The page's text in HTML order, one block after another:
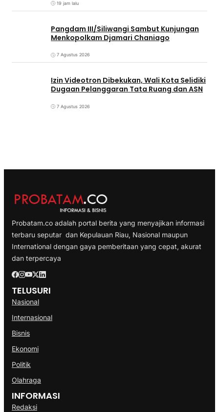
19 jam lalu
Pangdam III/Siliwangi Sambut Kunjungan
Menkopolkam Djamari Chaniago
7 Agustus 2026
Izin Videotron Dibekukan, Wali Kota Selidiki
Dugaan Pelanggaran Tata Ruang dan ASN
7 Agustus 2026
Probatam.co adalah portal berita yang menyajikan informasi
terbaru seputar dan Kepulauan Riau, Nasional maupun
International dengan gaya pemberitaan yang cepat, akurat
dan terpercaya
TELUSURI
Nasional
Internasional
Bisnis
Ekonomi
Politik
Olahraga
INFORMASI
Redaksi